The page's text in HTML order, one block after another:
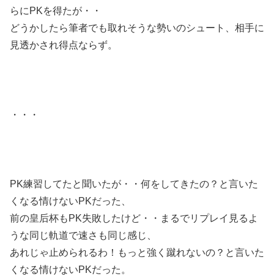
らにPKを得たが・・
どうかしたら筆者でも取れそうな勢いのシュート、相手に
見透かされ得点ならず。
・・・
PK練習してたと聞いたが・・何をしてきたの？と言いた
くなる情けないPKだった、
前の皇后杯もPK失敗したけど・・まるでリプレイ見るよ
うな同じ軌道で速さも同じ感じ、
あれじゃ止められるわ！もっと強く蹴れないの？と言いた
くなる情けないPKだった。